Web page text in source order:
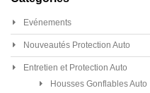
Evénements
Nouveautés Protection Auto
Entretien et Protection Auto
Housses Gonflables Auto